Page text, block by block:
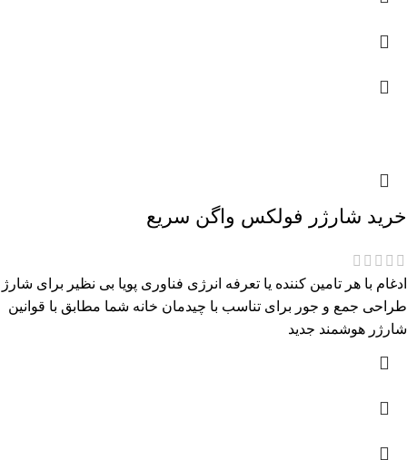
خرید شارژر فولکس واگن سریع
ادغام با هر تامین کننده یا تعرفه انرژی فناوری پویا بی نظیر برای شارژ
طراحی جمع و جور برای تناسب با چیدمان خانه شما مطابق با قوانین
شارژر هوشمند جدید